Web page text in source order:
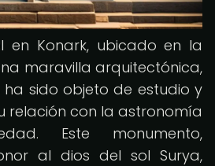
en Konark, ubicado en la
maravilla arquitectónica,
sido objeto de estudio y
relación con la astronomía
Este monumento,
al dios del sol Surya,